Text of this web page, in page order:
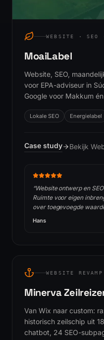
WEBSITE · SEO
MoaiLabel
Website, SEO,
voor EPA-adviseur in
Google voor Makkum
Lokale SEO Energielabel
Case study Bekijk
(opent in
“Website ontwerp en
Ruimte voor eigen
over toegevoegde
Hans
WEBSITE
Minerva
Van Wix naar custom:
historisch zeilschip uit
chatbot, 24 SEO-